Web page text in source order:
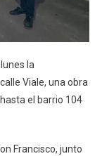
la
Viale, una obra
el barrio 104
Francisco, junto